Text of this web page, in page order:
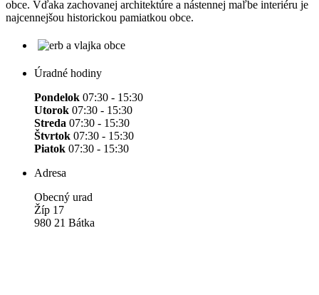
obce. Vďaka zachovanej architektúre a nástennej maľbe interiéru je
najcennejšou historickou pamiatkou obce.
Úradné hodiny
Pondelok 07:30 - 15:30
Utorok 07:30 - 15:30
Streda 07:30 - 15:30
Štvrtok 07:30 - 15:30
Piatok 07:30 - 15:30
Adresa
Obecný urad
Žíp 17
980 21 Bátka